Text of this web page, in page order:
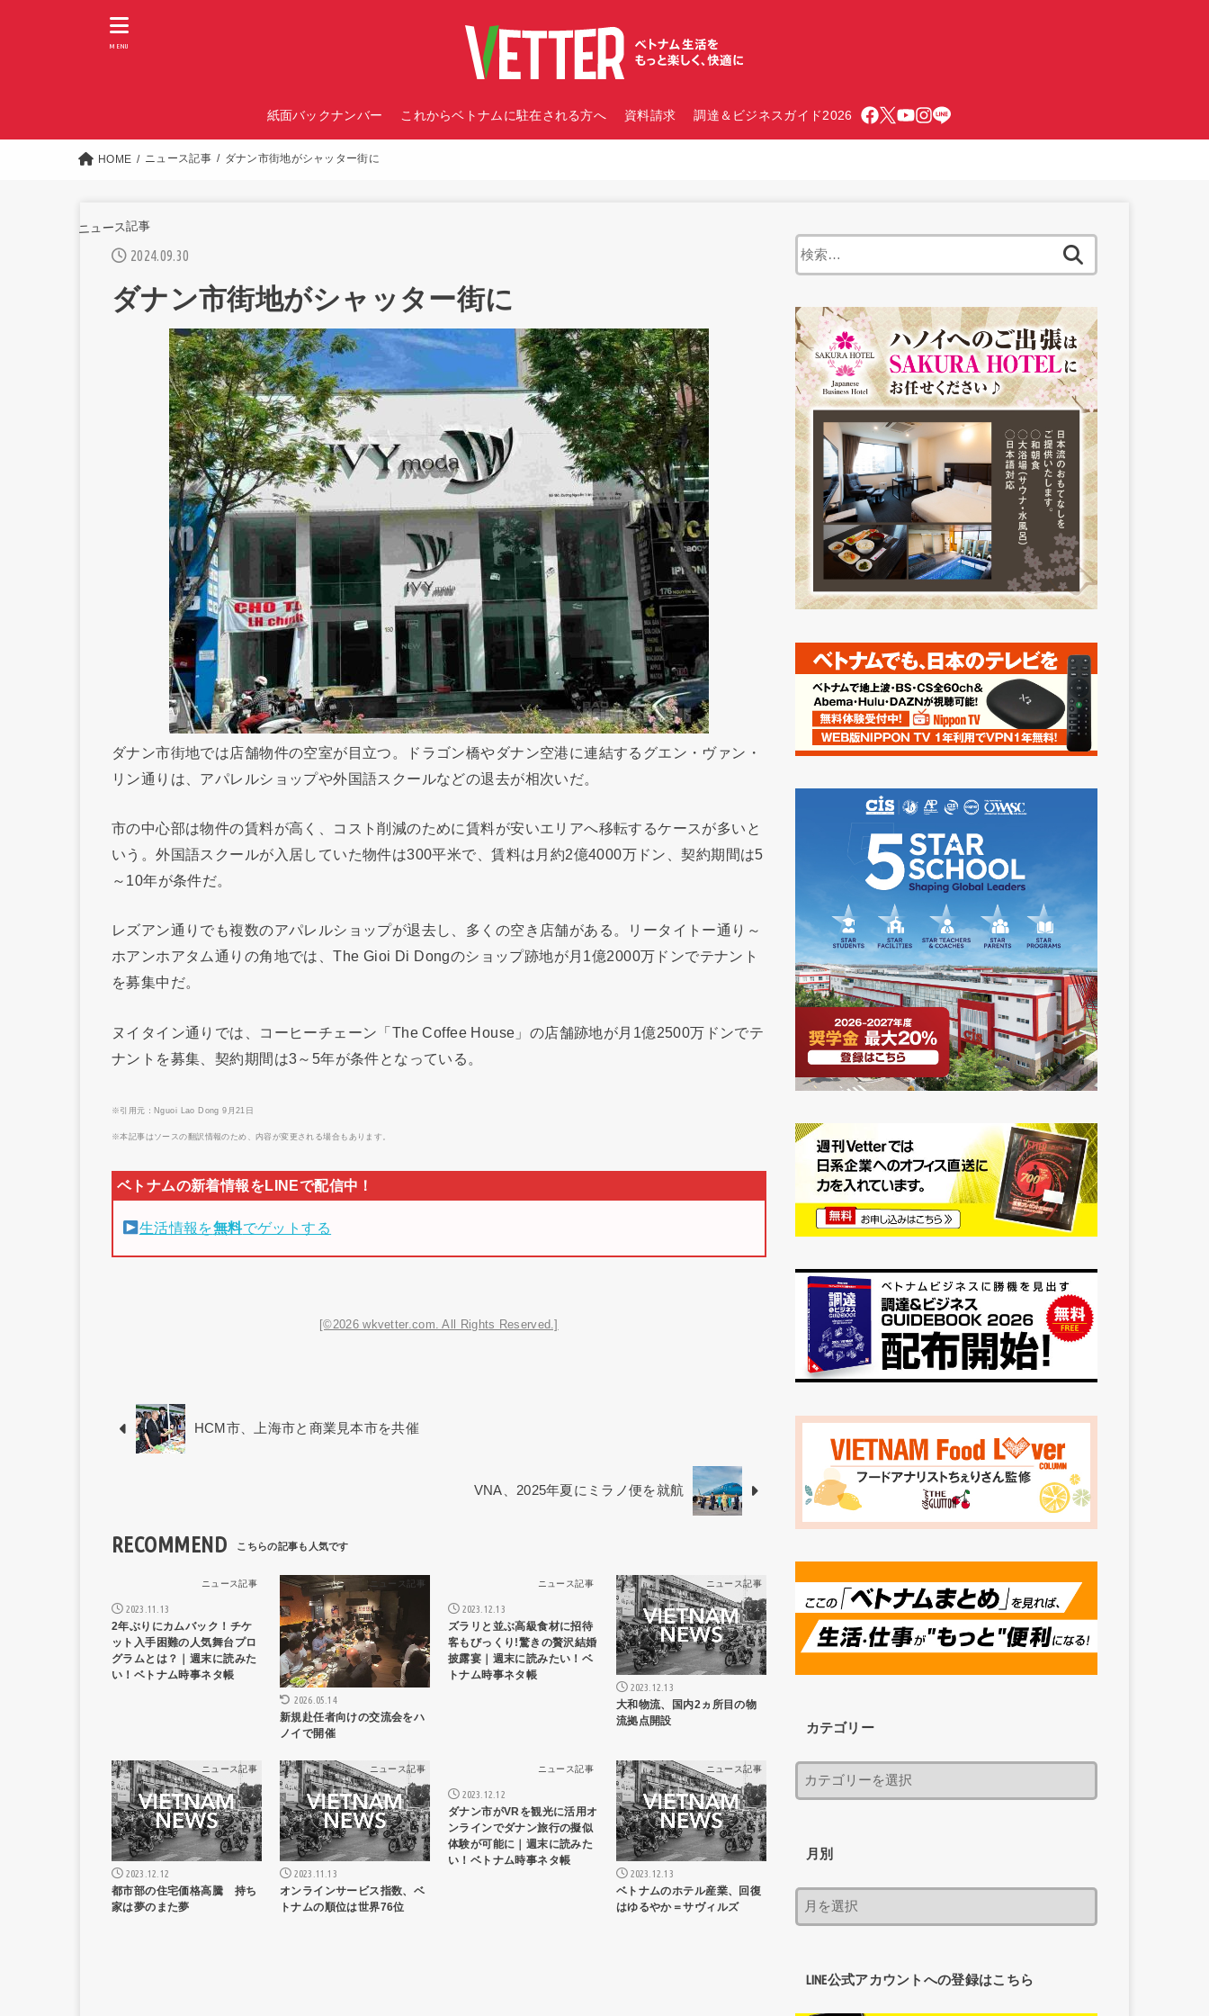
紙面バックナンバー これからベトナムに駐在される方へ 資料請求 調達＆ビジネスガイド2026
MENU
HOME ニュース記事 ダナン市街地がシャッター街に
ニュース記事
2024.09.30
ダナン市街地がシャッター街に
ダナン市街地では店舗物件の空室が目立つ。ドラゴン橋やダナン空港に連結するグエン・ヴァン・
リン通りは、アパレルショップや外国語スクールなどの退去が相次いだ。
市の中心部は物件の賃料が高く、コスト削減のために賃料が安いエリアへ移転するケースが多いと
いう。外国語スクールが入居していた物件は300平米で、賃料は月約2億4000万ドン、契約期間は5
～10年が条件だ。
レズアン通りでも複数のアパレルショップが退去し、多くの空き店舗がある。リータイトー通り～
ホアンホアタム通りの角地では、The Gioi Di Dongのショップ跡地が月1億2000万ドンでテナント
を募集中だ。
ヌイタイン通りでは、コーヒーチェーン「The Coffee House」の店舗跡地が月1億2500万ドンでテ
ナントを募集、契約期間は3～5年が条件となっている。
※引用元：Nguoi Lao Dong 9月21日
※本記事はソースの翻訳情報のため、内容が変更される場合もあります。
生活情報を無料でゲットする
[©2026 wkvetter.com. All Rights Reserved.]
HCM市、上海市と商業見本市を共催
VNA、2025年夏にミラノ便を就航
RECOMMEND
ニュース記事
2023.11.13
2年ぶりにカムバック！チケ
ット入手困難の人気舞台プロ
グラムとは？｜週末に読みた
い！ベトナム時事ネタ帳
ニュース記事
2026.05.14
新規赴任者向けの交流会をハ
ノイで開催
ニュース記事
2023.12.13
ズラリと並ぶ高級食材に招待
客もびっくり!驚きの贅沢結婚
披露宴｜週末に読みたい！ベ
トナム時事ネタ帳
ニュース記事
2023.12.13
大和物流、国内2ヵ所目の物
流拠点開設
ニュース記事
2023.12.12
都市部の住宅価格高騰 持ち
家は夢のまた夢
ニュース記事
2023.11.13
オンラインサービス指数、ベ
トナムの順位は世界76位
ニュース記事
2023.12.12
ダナン市がVRを観光に活用オ
ンラインでダナン旅行の擬似
体験が可能に｜週末に読みた
い！ベトナム時事ネタ帳
ニュース記事
2023.12.13
ベトナムのホテル産業、回復
はゆるやか＝サヴィルズ
カテゴリー
月別
LINE公式アカウントへの登録はこちら